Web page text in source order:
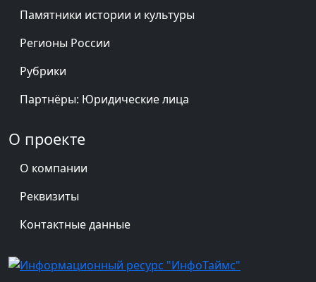
Памятники истории и культуры
Регионы России
Рубрики
Партнёры: Юридические лица
О проекте
О компании
Реквизиты
Контактные данные